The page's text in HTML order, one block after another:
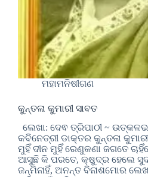
ମହାମନିଷୀଗଣ
କୁନ୍ତଳା କୁମାରୀ ସାବତ
ଲେଖା: ଦେଵ ତ୍ରିପାଠୀ ~
କବିନେତ୍ରୀ ଡାକ୍ତର କୁନ୍ତଳା
ମୁହିଁ ଦୀନ ମୁହିଁ ରେଣୁକଣା ଜଗତେ
ଆସୁଛି କି ପରତେ, କ୍ଷୁଦ୍ର ହେଲେ
ଜନ୍ମିନାହିଁ, ଅନନ୍ତ ବିନାଶମୋର